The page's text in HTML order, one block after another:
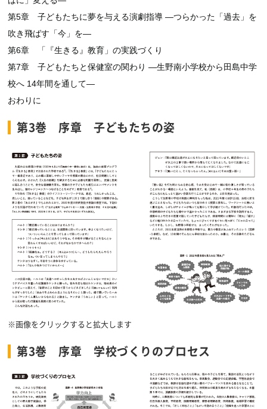
第5章 子どもたちに夢を与える演劇指導 ―つらかった「過去」を
吹き飛ばす「今」を―
第6章 「『生きる』教育」の実践づくり
第7章 子どもたちと保健室の関わり ―生野南小学校から田島中学
校へ 14年間を通して―
おわりに
第3巻 序章 子どもたちの姿
※画像をクリックすると拡大します
第3巻 序章 学校づくりのプロセス